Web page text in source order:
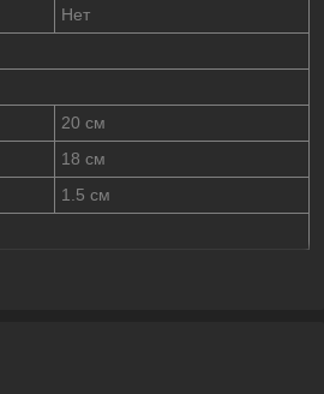
Нет
20 cм
18 см
1.5 см